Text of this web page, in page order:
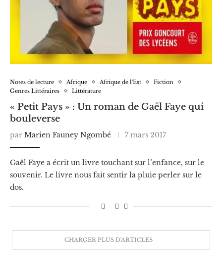
Notes de lecture Afrique Afrique de l'Est
Fiction
Genres Littéraires
Littérature
« Petit Pays » : Un roman de Gaël Faye qui
bouleverse
par Marien Fauney Ngombé 7 mars 2017
Gaël Faye a écrit un livre touchant sur l’enfance, sur le
souvenir. Le livre nous fait sentir la pluie perler sur le
dos.
CHARGER PLUS D'ARTICLES